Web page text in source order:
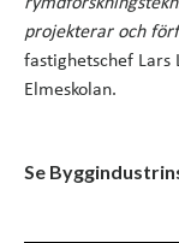
projekterar och
fastighetschef
Elmeskolan.
Se